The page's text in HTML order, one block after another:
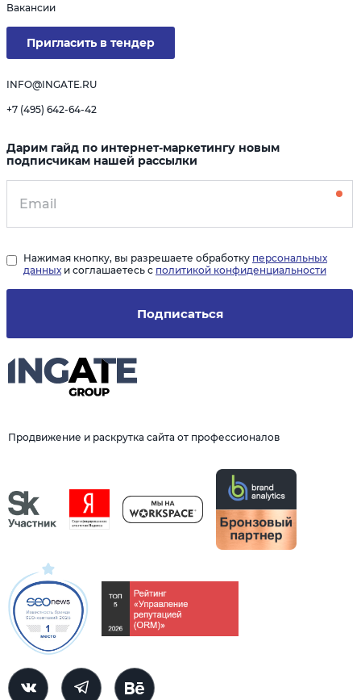
Продвижение и раскрутка сайта от профессионалов
Вакансии
Пригласить в тендер
INFO@INGATE.RU
+7 (495) 642-64-42
Дарим гайд по интернет-маркетингу новым
подписчикам нашей рассылки
Подписаться
Нажимая кнопку, вы разрешаете обработку персональных
данных и соглашаетесь с политикой конфиденциальности